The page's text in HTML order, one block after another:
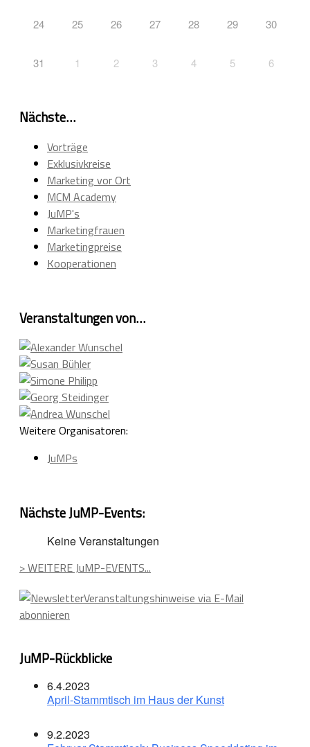
24 25 26 27 28 29 30
31 1 2 3 4 5 6
Nächste…
Vorträge
Exklusivkreise
Marketing vor Ort
MCM Academy
JuMP's
Marketingfrauen
Marketingpreise
Kooperationen
Veranstaltungen von…
Weitere Organisatoren:
JuMPs
Nächste JuMP-Events:
Keine Veranstaltungen
> WEITERE JuMP-EVENTS...
Veranstaltungshinweise via E-Mail
abonnieren
JuMP-Rückblicke
6.4.2023
April-Stammtisch im Haus der Kunst
9.2.2023